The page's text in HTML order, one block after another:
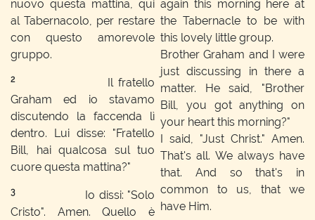
nuovo questa mattina, qui
al Tabernacolo, per restare
con questo amorevole
gruppo.
2Il fratello
Graham ed io stavamo
discutendo la faccenda lì
dentro. Lui disse: "Fratello
Bill, hai qualcosa sul tuo
cuore questa mattina?"
3Io dissi: "Solo
Cristo". Amen. Quello è
again this morning here at
the Tabernacle to be with
this lovely little group.
Brother Graham and I were
just discussing in there a
matter. He said, "Brother
Bill, you got anything on
your heart this morning?"
I said, "Just Christ." Amen.
That's all. We always have
that. And so that's in
common to us, that we
have Him.